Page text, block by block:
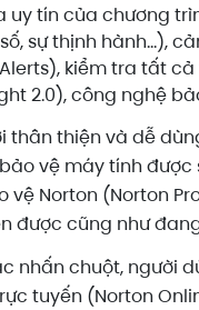
uy tín của chương
sự thịnh hành...),
kiểm tra tất
2.0), công nghệ
thân thiện và dễ
vệ máy tính
vệ Norton (Norton
được cũng như
nhấn chuột, người
tuyến (Norton